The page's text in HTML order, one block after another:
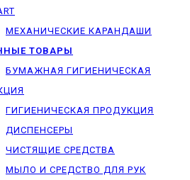
МЕХАНИЧЕСКИЕ КАРАНДАШИ
ТОВАРЫ
БУМАЖНАЯ ГИГИЕНИЧЕСКАЯ
ГИГИЕНИЧЕСКАЯ ПРОДУКЦИЯ
ДИСПЕНСЕРЫ
ЧИСТЯЩИЕ СРЕДСТВА
МЫЛО И СРЕДСТВО ДЛЯ РУК